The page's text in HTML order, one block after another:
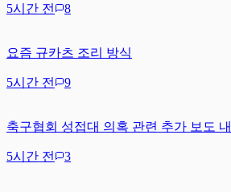
5시간 전 8
요즘 규카츠 조리 방식
5시간 전 9
축구협회 성접대 의혹 관련 추가 보도
5시간 전 3